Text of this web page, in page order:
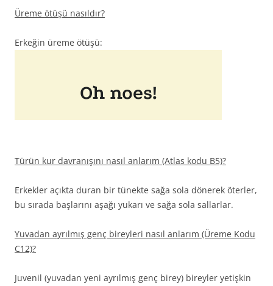
Üreme ötüşü nasıldır?
Erkeğin üreme ötüşü:
Türün kur davranışını nasıl anlarım (Atlas kodu B5)?
Erkekler açıkta duran bir tünekte sağa sola dönerek öterler,
bu sırada başlarını aşağı yukarı ve sağa sola sallarlar.
Yuvadan ayrılmış genç bireyleri nasıl anlarım (Üreme Kodu
C12)?
Juvenil (yuvadan yeni ayrılmış genç birey) bireyler yetişkin